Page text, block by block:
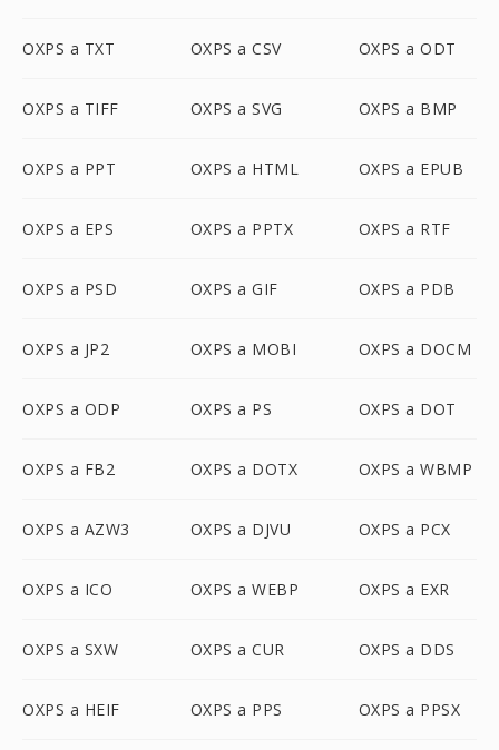
OXPS a TXT OXPS a CSV OXPS a ODT
OXPS a TIFF OXPS a SVG OXPS a BMP
OXPS a PPT OXPS a HTML OXPS a EPUB
OXPS a EPS OXPS a PPTX OXPS a RTF
OXPS a PSD OXPS a GIF OXPS a PDB
OXPS a JP2 OXPS a MOBI OXPS a DOCM
OXPS a ODP OXPS a PS OXPS a DOT
OXPS a FB2 OXPS a DOTX OXPS a WBMP
OXPS a AZW3 OXPS a DJVU OXPS a PCX
OXPS a ICO OXPS a WEBP OXPS a EXR
OXPS a SXW OXPS a CUR OXPS a DDS
OXPS a HEIF OXPS a PPS OXPS a PPSX